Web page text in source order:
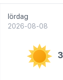
lördag
2026-08-08